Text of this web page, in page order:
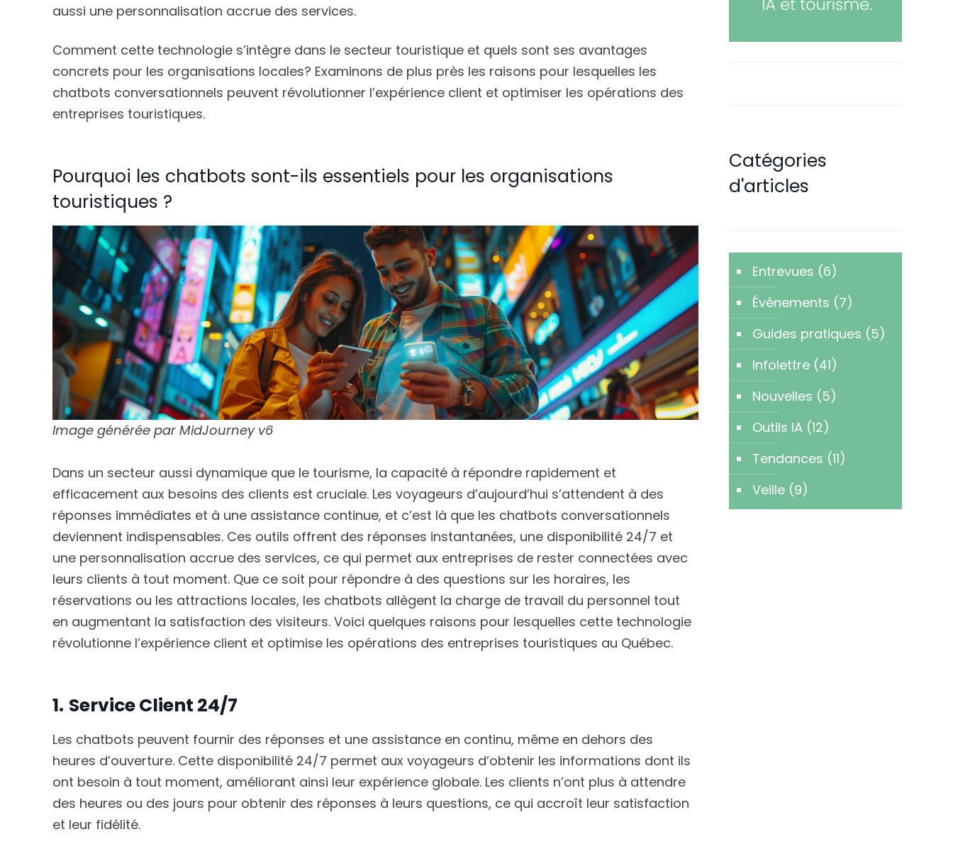
aussi une personnalisation accrue des services.
Comment cette technologie s’intègre dans le secteur touristique et quels sont ses avantages
concrets pour les organisations locales? Examinons de plus près les raisons pour lesquelles les
chatbots conversationnels peuvent révolutionner l’expérience client et optimiser les opérations des
entreprises touristiques.
Pourquoi les chatbots sont-ils essentiels pour les organisations
touristiques ?
Image générée par MidJourney v6
Dans un secteur aussi dynamique que le tourisme, la capacité à répondre rapidement et
efficacement aux besoins des clients est cruciale. Les voyageurs d’aujourd’hui s’attendent à des
réponses immédiates et à une assistance continue, et c’est là que les chatbots conversationnels
deviennent indispensables. Ces outils offrent des réponses instantanées, une disponibilité 24/7 et
une personnalisation accrue des services, ce qui permet aux entreprises de rester connectées avec
leurs clients à tout moment. Que ce soit pour répondre à des questions sur les horaires, les
réservations ou les attractions locales, les chatbots allègent la charge de travail du personnel tout
en augmentant la satisfaction des visiteurs. Voici quelques raisons pour lesquelles cette technologie
révolutionne l’expérience client et optimise les opérations des entreprises touristiques au Québec.
1. Service Client 24/7
Les chatbots peuvent fournir des réponses et une assistance en continu, même en dehors des
heures d’ouverture. Cette disponibilité 24/7 permet aux voyageurs d’obtenir les informations dont ils
ont besoin à tout moment, améliorant ainsi leur expérience globale. Les clients n’ont plus à attendre
des heures ou des jours pour obtenir des réponses à leurs questions, ce qui accroît leur satisfaction
et leur fidélité.
Catégories
d'articles
Entrevues (6)
Événements (7)
Guides pratiques (5)
Infolettre(41)
Nouvelles (5)
Outils IA(12)
Tendances (11)
Veille(9)